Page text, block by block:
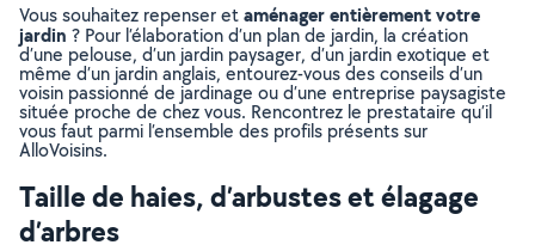
Vous souhaitez repenser etaménager entièrement votre
jardin ? Pour l’élaboration d’un plan de jardin, la création
d’une pelouse, d’un jardin paysager, d’un jardin exotique et
même d’un jardin anglais, entourez-vous des conseils d’un
voisin passionné de jardinage ou d’une entreprise paysagiste
située proche de chez vous. Rencontrez le prestataire qu’il
vous faut parmi l’ensemble des profils présents sur
AlloVoisins.
Taille de haies, d’arbustes et élagage
d’arbres